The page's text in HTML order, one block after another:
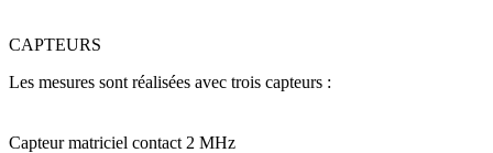
CAPTEURS
Les mesures sont réalisées avec trois capteurs :
Capteur matriciel contact 2 MHz